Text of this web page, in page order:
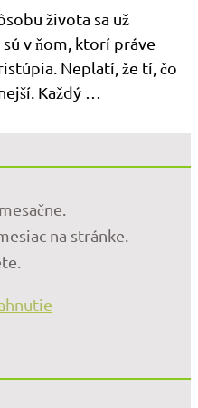
života sa už
v ňom, ktorí práve
Neplatí, že tí, čo
Každý …
na stránke.